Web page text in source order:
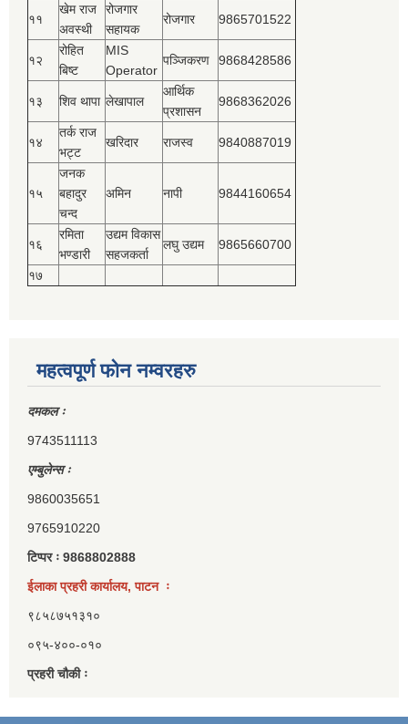
११
खेम राज
अवस्थी
रोजगार
सहायक
रोजगार 9865701522
१२
रोहित
बिष्‍ट
MIS
Operator
पञ्‍जिकरण 9868428586
१३ शिव थापा लेखापाल
आर्थिक
प्रशासन
9868362026
१४
तर्क राज
भट्ट
खरिदार राजस्‍व 9840887019
१५
जनक
बहादुर
चन्द
अमिन नापी 9844160654
१६
रमिता
भण्डारी
उद्यम विकास
सहजकर्ता
लघु उद्यम 9865660700
१७
महत्वपूर्ण फोन नम्वरहरु
दमकल ः
9743511113
एम्बुलेन्स ः
9860035651
9765910220
टिप्पर ः 9868802888
ईलाका प्रहरी कार्यालय, पाटन ः
९८५८७५१३१०
०९५-४००-०१०
प्रहरी चौकी ः